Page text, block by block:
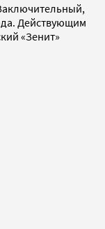
Действующим
«Зенит»